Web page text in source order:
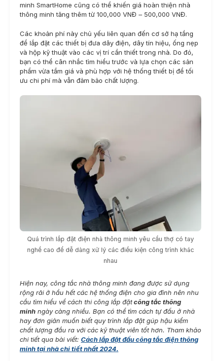
minh SmartHome cũng có thể khiến giá hoàn thiện nhà
thông minh tăng thêm từ 100,000 VNĐ – 500,000 VNĐ.
Các khoản phí này chủ yếu liên quan đến cơ sở hạ tầng
để lắp đặt các thiết bị đưa dây điện, dây tín hiệu, ống nẹp
và hộp kỹ thuật vào các vị trí cần thiết trong nhà. Do đó,
bạn có thể cân nhắc tìm hiểu trước và lựa chọn các sản
phẩm vừa tầm giá và phù hợp với hệ thống thiết bị để tối
ưu chi phí mà vẫn đảm bảo chất lượng.
Quá trình lắp đặt điện nhà thông minh yêu cầu thợ có tay
nghề cao để dễ dàng xử lý các điều kiện công trình khác
nhau
Hiện nay, công tắc nhà thông minh đang được sử dụng
rộng rãi ở hầu hết các hệ thống điện cho gia đình nên nhu
cầu tìm hiểu về cách thi công lắp đặtcông tắc thông
minh ngày càng nhiều. Bạn có thể tìm cách tự đấu ở nhà
hay đơn giản muốn biết quy trình lắp đặt gúp hậu kiểm
chất lượng đầu ra với các kỹ thuật viên tốt hơn. Tham khảo
chi tiết qua bài viết: Cách lắp đặt đấu công tắc điện thông
minh tại nhà chi tiết nhất 2024.